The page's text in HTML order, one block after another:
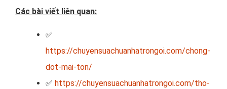
Các bài viết liên quan:
✅
https://chuyensuachuanhatrongoi.com/chong-
dot-mai-ton/
✅ https://chuyensuachuanhatrongoi.com/tho-